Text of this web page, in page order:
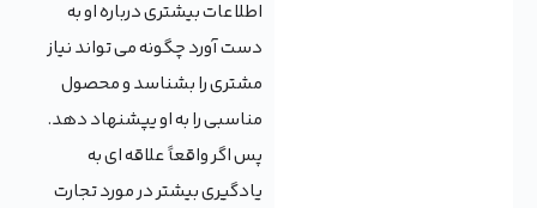
اطلاعات بیشتری درباره او به
دست آورد چگونه می تواند نیاز
مشتری را بشناسد و محصول
مناسبی را به او یپشنهاد دهد.
پس اگر واقعاً علاقه ای به
یادگیری بیشتر در مورد تجارت